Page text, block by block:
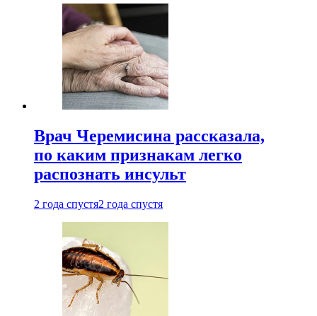
Врач Черемисина рассказала,
по каким признакам легко
распознать инсульт
2 года спустя2 года спустя